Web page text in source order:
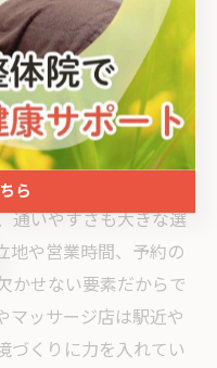
の症状や希望に合っ
市で安心して整体を
をしっかり確認して
比較
通いやすさも大きな選
地や営業時間、予約の
かせない要素だからで
マッサージ店は駅近や
づくりに力を入れてい
ら
ら